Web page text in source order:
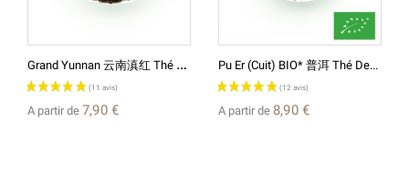
G
Rand Yunnan 云南滇红 Thé Rouge...
A partir de 7,90 €
Pu Er (cuit) BIO* 普洱 Thé De...
A partir de 8,90 €